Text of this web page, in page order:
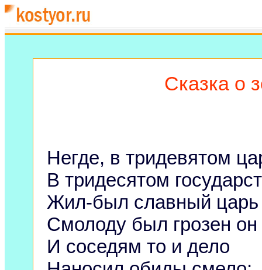
Сказка о
Негде, в тридевятом
В тридесятом
Жил-был славный
Смолоду был грозен он
И соседям то и дело